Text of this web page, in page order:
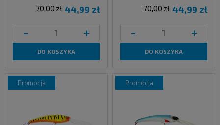
44,99 zł
70,00 zł
- +
DO KOSZYKA
44,99 zł
70,00 zł
- +
DO KOSZYKA
promocja promocja